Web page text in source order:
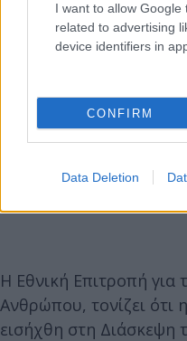
I want to allow Google
related to advertising
device identifiers in
CONFIRM
Data Deletion
Η Εθνική Επιτροπή για
Ανθρώπου, τονίζει ότι
εισήχθη στη Διάσκεψη